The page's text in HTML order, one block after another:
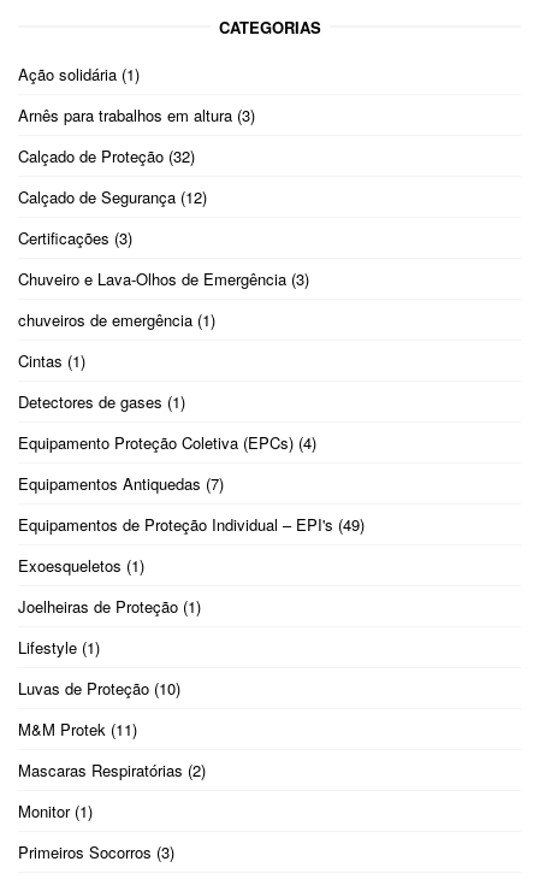
CATEGORIAS
Ação solidária (1)
Arnês para trabalhos em altura (3)
Calçado de Proteção (32)
Calçado de Segurança (12)
Certificações (3)
Chuveiro e Lava-Olhos de Emergência (3)
chuveiros de emergência (1)
Cintas (1)
Detectores de gases (1)
Equipamento Proteção Coletiva (EPCs) (4)
Equipamentos Antiquedas (7)
Equipamentos de Proteção Individual – EPI's (49)
Exoesqueletos (1)
Joelheiras de Proteção (1)
Lifestyle (1)
Luvas de Proteção (10)
M&M Protek (11)
Mascaras Respiratórias (2)
Monitor(1)
Primeiros Socorros (3)